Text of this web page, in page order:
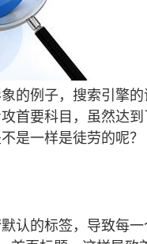
的例子，搜索引擎的
首要科目，虽然达到
是一样是徒劳的呢？
认的标签，导致每